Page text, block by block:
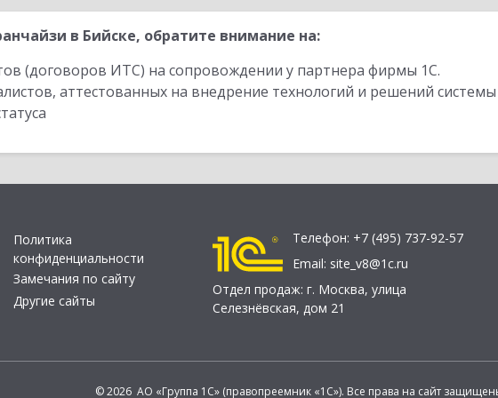
в Бийске, обратите внимание на:
(договоров ИТС) на сопровождении у партнера фирмы 1С.
аттестованных на внедрение технологий и решений
Политика
конфиденциальности
Замечания по сайту
Другие сайты
Телефон: +7 (495) 737-92-57
Email: site_v8@1c.ru
Отдел продаж: г. Москва, улица
Селезнёвская, дом 21
© 2026 АО «Группа 1С» (правопреемник «1С»). Все права на сайт